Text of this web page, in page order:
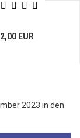
EUR
2023 in den